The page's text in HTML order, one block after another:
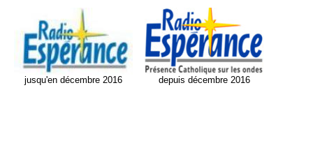
jusqu'en décembre 2016 depuis décembre 2016